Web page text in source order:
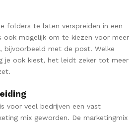
folders te laten verspreiden in een
ook mogelijk om te kiezen voor meer
bijvoorbeeld met de post. Welke
je ook kiest, het leidt zeker tot meer
voor veel bedrijven een vast
mix geworden. De marketingmix